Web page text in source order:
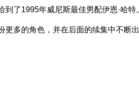
了1995年威尼斯最佳男配伊恩·哈特
更多的角色，并在后面的续集中不断出